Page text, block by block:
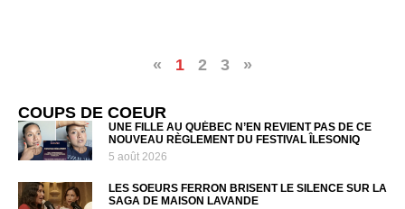
« 1 2 3 »
COUPS DE COEUR
UNE FILLE AU QUÉBEC N’EN REVIENT PAS DE CE
NOUVEAU RÈGLEMENT DU FESTIVAL ÎLESONIQ
5 août 2026
LES SOEURS FERRON BRISENT LE SILENCE SUR LA
SAGA DE MAISON LAVANDE